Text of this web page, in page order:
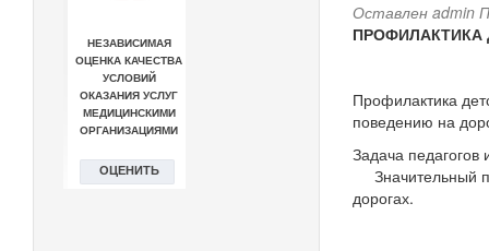
Оставлен admin
ПРОФИЛАКТИКА
Профилактика
поведению на
Задача педагогов
Значительный
дорогах.